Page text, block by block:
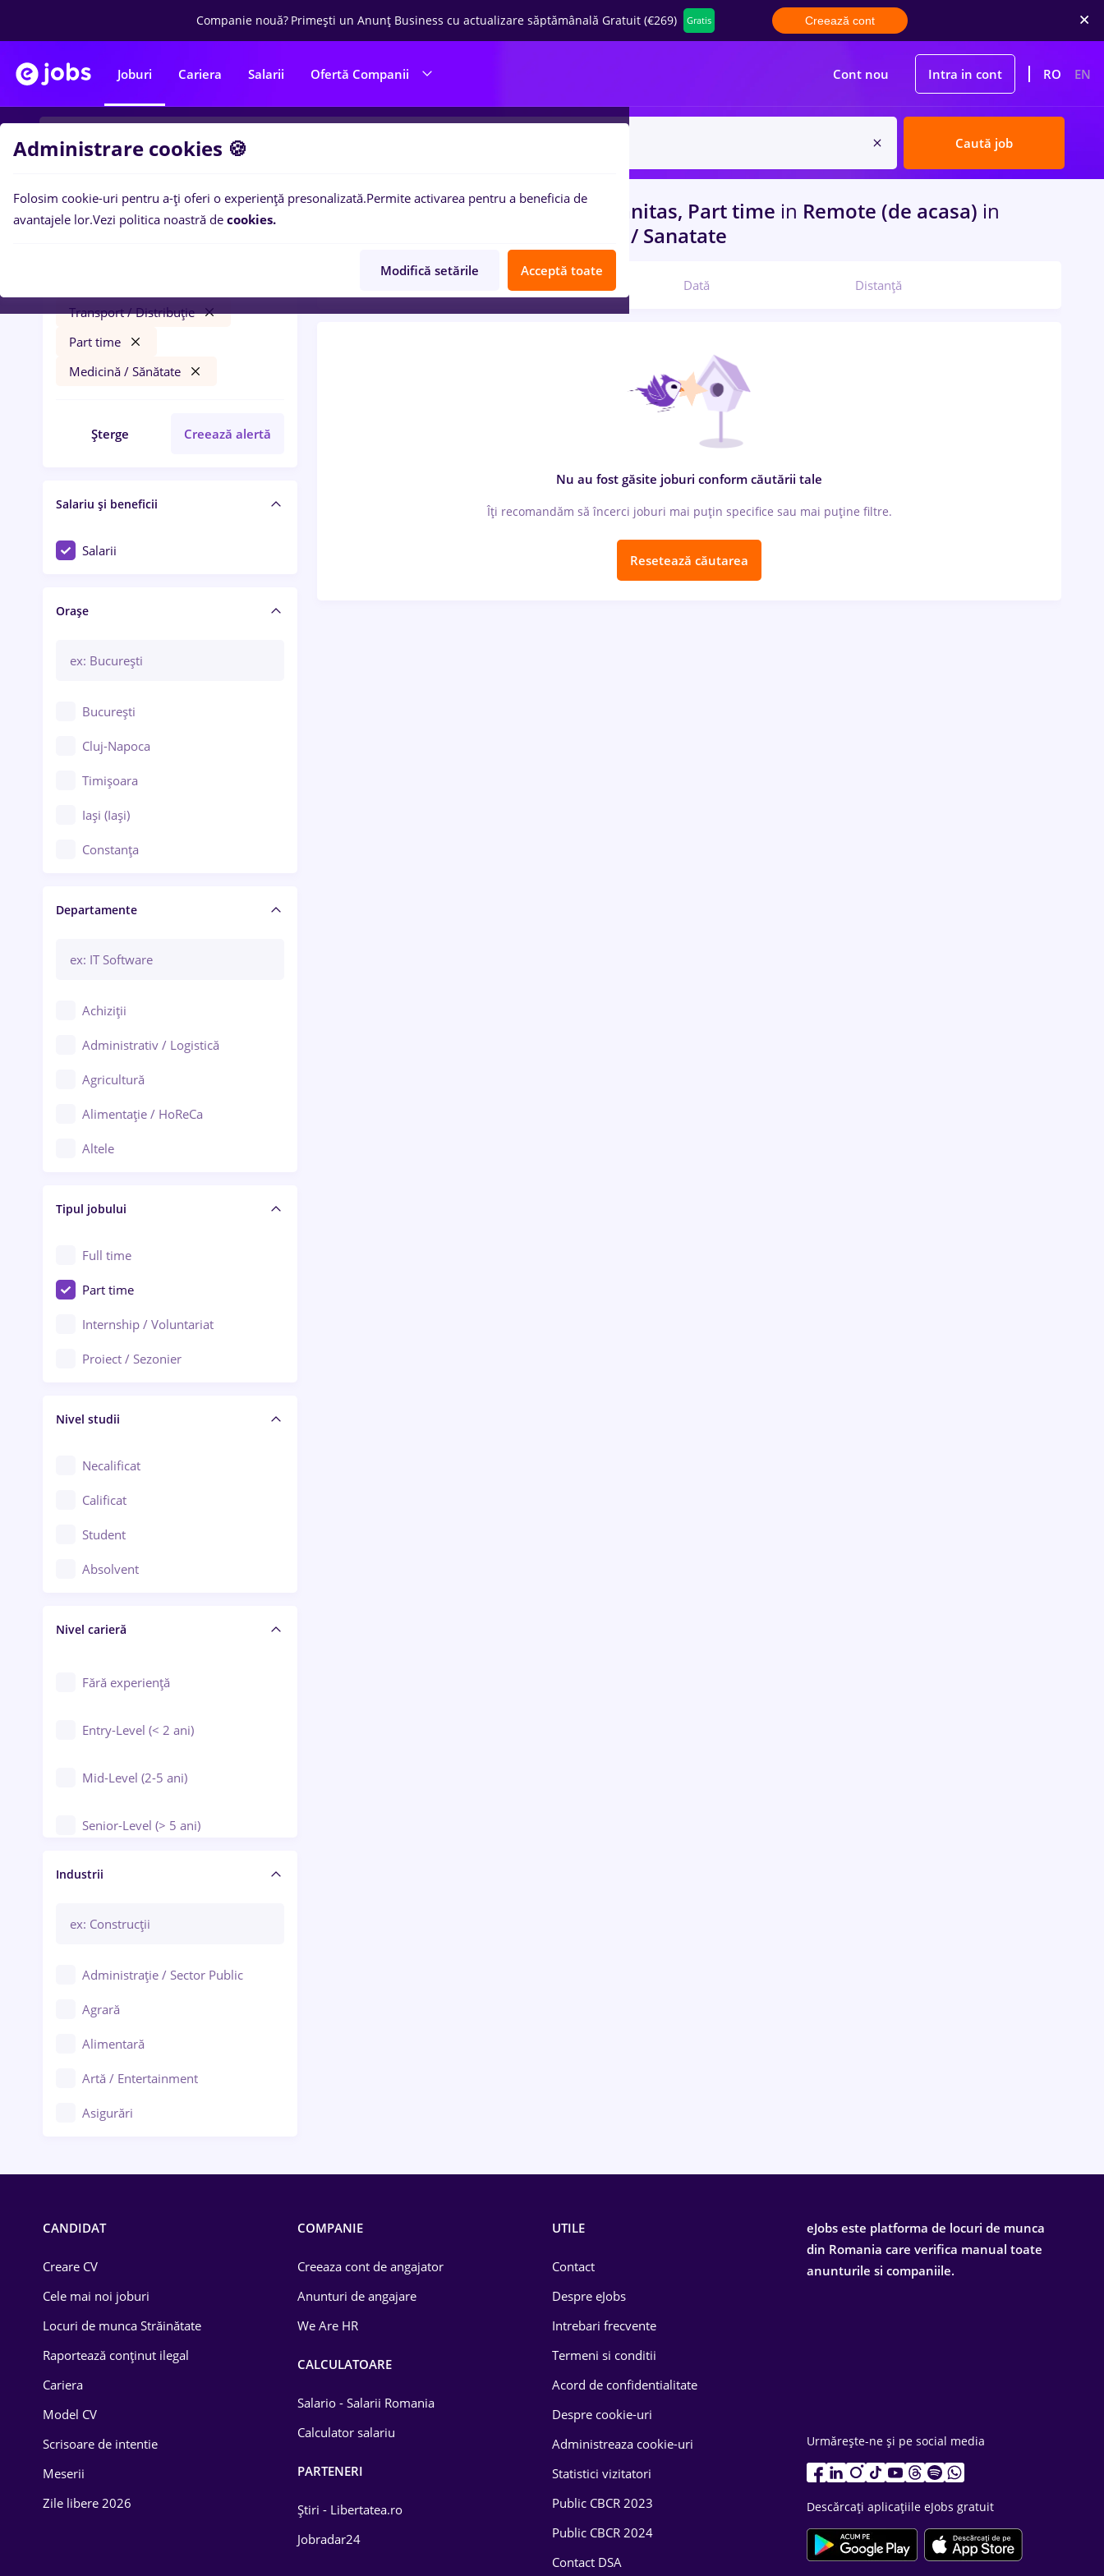
Companie nouă? Primești un Anunț Business cu actualizare săptămânală Gratuit (€269) Gratis Creează cont
Joburi Cariera Salarii Ofertă Companii Cont nou Intra in cont RO EN
Caută job
Filtre
Transport / Distribuție
Part time
Medicină / Sănătate
Șterge Creează alertă
Salariu și beneficii
Salarii
Orașe
București
Cluj-Napoca
Timișoara
Iași (Iași)
Constanța
Brașov
Bacău
Galați (Galați)
Ploiești
Arad
Baia Mare
Bârlad
Bistrița (Bistrița-Năsăud)
Departamente
Achiziții
Administrativ / Logistică
Agricultură
Alimentație / HoReCa
Altele
Asigurări
Au pair / Babysitter / Curățenie
Audit / Consultanță
Auto / Echipamente
Automatizări
Cercetare - dezvoltare
Chimie / Biochimie
Confecții / Design vestimentar
Construcții / Instalații
Controlul calității
Educație / Training / Arte
Tipul jobului
Full time
Part time
Internship / Voluntariat
Proiect / Sezonier
Nivel studii
Necalificat
Calificat
Student
Absolvent
Nivel carieră
Fără experiență
Entry-Level (< 2 ani)
Mid-Level (2-5 ani)
Senior-Level (> 5 ani)
Manager / Executiv
Industrii
Administrație / Sector Public
Agrară
Alimentară
Artă / Entertainment
Asigurări
Drept
Educație / Training
Energetică
Farma
0locuri de muncacu salarii humanitas, Part time in Remote (de acasa) in
Transport / Distributie, Medicina / Sanatate
Relevanță Dată Distanță
Nu au fost găsite joburi conform căutării tale
Îți recomandăm să încerci joburi mai puțin specifice sau mai puține filtre.
Resetează căutarea
CANDIDAT
Creare CV
Cele mai noi joburi
Locuri de munca Străinătate
Raportează conținut ilegal
Cariera
Model CV
Scrisoare de intentie
Meserii
Zile libere 2026
COMPANIE
Creeaza cont de angajator
Anunturi de angajare
We Are HR
CALCULATOARE
Salario - Salarii Romania
Calculator salariu
PARTENERI
Știri - Libertatea.ro
Jobradar24
UTILE
Contact
Despre eJobs
Intrebari frecvente
Termeni si conditii
Acord de confidentialitate
Despre cookie-uri
Administreaza cookie-uri
Statistici vizitatori
Public CBCR 2023
Public CBCR 2024
Contact DSA
eJobs este platforma de locuri de munca
din Romania care verifica manual toate
anunturile si companiile.
Urmărește-ne și pe social media
Descărcați aplicațiile eJobs gratuit
Administrare cookies 🍪
Folosim cookie-uri pentru a-ți oferi o experiență presonalizată.Permite activarea pentru a beneficia de
avantajele lor.Vezi politica noastră de cookies.
Modifică setările Acceptă toate